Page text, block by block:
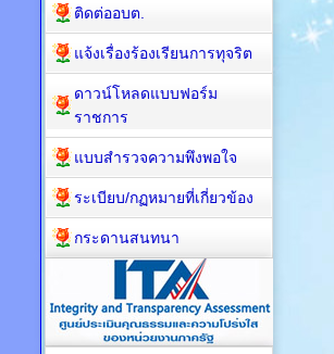
ติดต่ออบต.
แจ้งเรื่องร้องเรียนการทุจริต
ดาวน์โหลดแบบฟอร์ม
ราชการ
แบบสำรวจความพึงพอใจ
ระเบียบ/กฏหมายที่เกี่ยวข้อง
กระดานสนทนา